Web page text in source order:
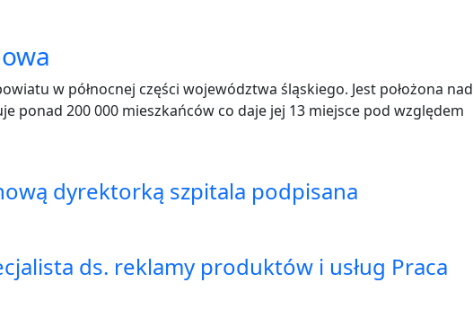
w północnej części województwa śląskiego. Jest położona nad
ponad 200 000 mieszkańców co daje jej 13 miejsce pod względem
dyrektorką szpitala podpisana
ds. reklamy produktów i usług Praca